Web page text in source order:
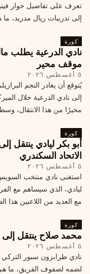
تعرف على تفاصيل حوار
إلى تدريبات ريال مدريد،
كورة
نادي الدرعية يطلب
موقف محير
٥ أغسطس ٢٠٢٦
يُتوقع أن يغادر النجم
إلى نادي الدرعية خلال
محيرًا من هذا الانتقال،
كورة
أبو بكر ليادي
الاتحاد السكندري
٥ أغسطس ٢٠٢٦
استغنى نادي منتخب
ليادي، الذي سيساهم مع
مع العديد من اللاعبين
كورة
محمد صلاح ينتقل
٥ أغسطس ٢٠٢٦
نادي طرابزون سبور
لضمه لصفوف الفريق، ما